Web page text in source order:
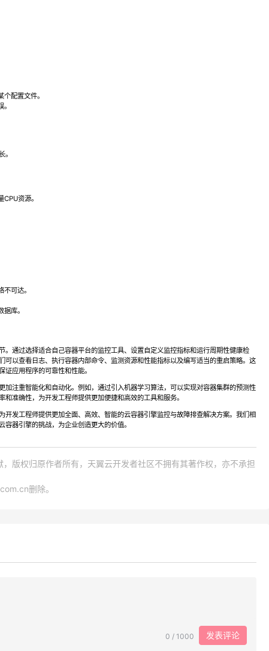
配置文件。
。
资源。
可达。
库。
通过选择适合自己容器平台的监控工具、设置自定义监控指标和运行周期性健康检
以查看日志、执行容器内部命令、监测资源和性能指标以及编写适当的重启策略。这
应用程序的可靠性和性能。
加注重智能化和自动化。例如，通过引入机器学习算法，可以实现对容器集群的预测性
准确性，为开发工程师提供更加便捷和高效的工具和服务。
发工程师提供更加全面、高效、智能的云容器引擎监控与故障排查解决方案。我们相
器引擎的挑战，为企业创造更大的价值。
版权归原作者所有，天翼云开发者社区不拥有其著作权，亦不承担
删除。
0 / 1000 发表评论